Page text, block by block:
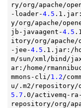
ry/org/apache/
-loader-4.5
y/org/apache/
jb-javaagent-4.5
itory/org/apache/
-jee-4.5 .1.jar:/
m/sun/xml/bind/
ar:/home/
mmons-cli/1.2 /
u/.m2/repository/
5.7 .0/activemq-ra-
repository/org/